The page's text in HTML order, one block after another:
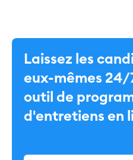
Laissez les
eux-mêmes 24/
outil de
d'entretiens en